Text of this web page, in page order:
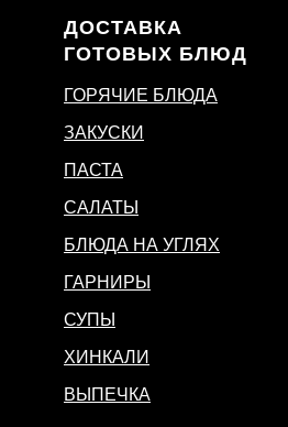
ДОСТАВКА
ГОТОВЫХ БЛЮД
ГОРЯЧИЕ БЛЮДА
ЗАКУСКИ
ПАСТА
САЛАТЫ
БЛЮДА НА УГЛЯХ
ГАРНИРЫ
СУПЫ
ХИНКАЛИ
ВЫПЕЧКА